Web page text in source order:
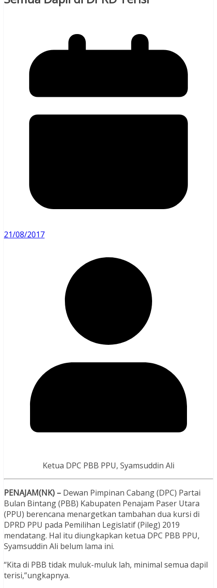
21/08/2017
Ketua DPC PBB PPU, Syamsuddin Ali
PENAJAM(NK) – Dewan Pimpinan Cabang (DPC) Partai
Bulan Bintang (PBB) Kabupaten Penajam Paser Utara
(PPU) berencana menargetkan tambahan dua kursi di
DPRD PPU pada Pemilihan Legislatif (Pileg) 2019
mendatang. Hal itu diungkapkan ketua DPC PBB PPU,
Syamsuddin Ali belum lama ini.
“Kita di PBB tidak muluk-muluk lah, minimal semua dapil
terisi,”ungkapnya.